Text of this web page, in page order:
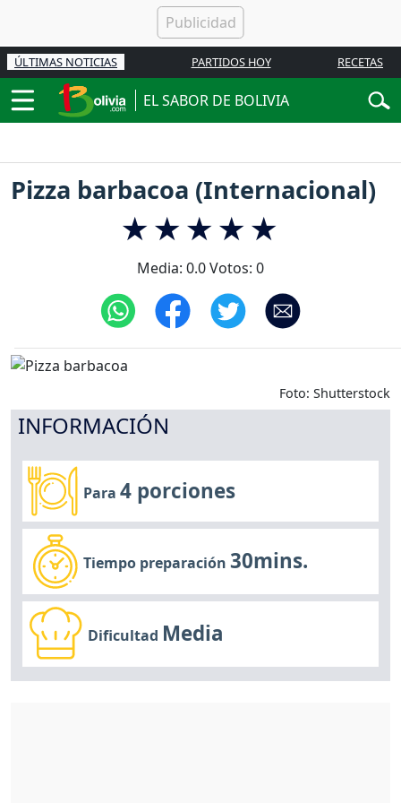
ÚLTIMAS NOTICIAS PARTIDOS HOY RECETAS
EL SABOR DE BOLIVIA
Pizza barbacoa (Internacional)
Media: 0.0Votos: 0
Foto: Shutterstock
INFORMACIÓN
Para4 porciones
Tiempo preparación30mins.
Dificultad Media